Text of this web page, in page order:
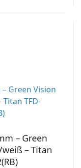
– Green
– Titan